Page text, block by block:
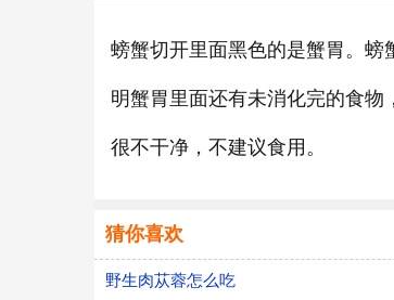
螃蟹切开里面黑色的是蟹胃。
明蟹胃里面还有未消化完的食物
很不干净，不建议食用。
猜你喜欢
野生肉苁蓉怎么吃